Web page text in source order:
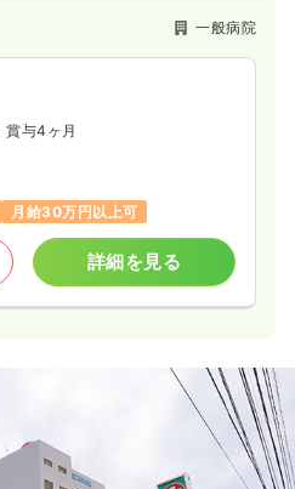
一般病院
賞与4ヶ月
月給30万円以上可
詳細を見る